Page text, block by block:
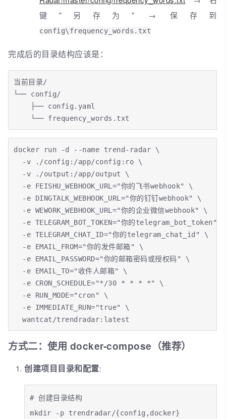
键"另存为" → 保存到
config\frequency_words.txt
完成后的目录结构应该是：
当前目录/
└── config/
    ├── config.yaml
    └── frequency_words.txt
docker run -d --name trend-radar \
  -v ./config:/app/config:ro \
  -v ./output:/app/output \
  -e FEISHU_WEBHOOK_URL="你的飞书webhook" \
  -e DINGTALK_WEBHOOK_URL="你的钉钉webhook" \
  -e WEWORK_WEBHOOK_URL="你的企业微信webhook" \
  -e TELEGRAM_BOT_TOKEN="你的telegram_bot_token" \
  -e TELEGRAM_CHAT_ID="你的telegram_chat_id" \
  -e EMAIL_FROM="你的发件邮箱" \
  -e EMAIL_PASSWORD="你的邮箱密码或授权码" \
  -e EMAIL_TO="收件人邮箱" \
  -e CRON_SCHEDULE="*/30 * * * *" \
  -e RUN_MODE="cron" \
  -e IMMEDIATE_RUN="true" \
  wantcat/trendradar:latest
方式二：使用 docker-compose（推荐）
创建项目目录和配置:
# 创建目录结构
mkdir -p trendradar/{config,docker}